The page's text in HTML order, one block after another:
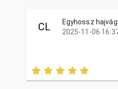
CL
Egyhossz
2025-11-06